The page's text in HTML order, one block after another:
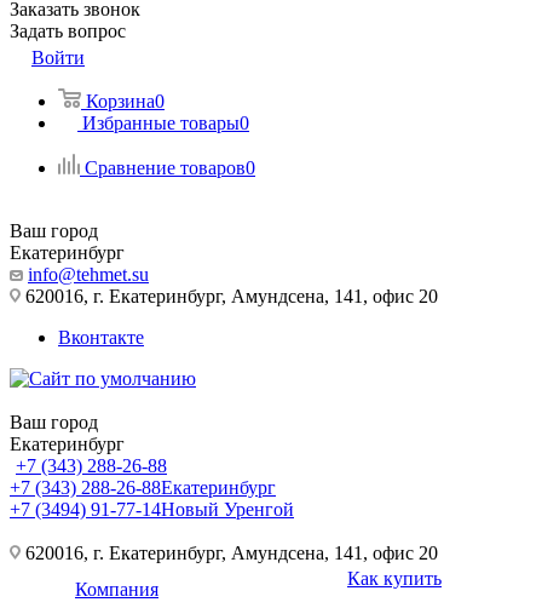
Заказать звонок
Задать вопрос
Войти
Корзина0
Избранные товары0
Сравнение товаров0
Ваш город
Екатеринбург
info@tehmet.su
620016, г. Екатеринбург, Амундсена, 141, офис 20
Вконтакте
Ваш город
Екатеринбург
+7 (343) 288-26-88
+7 (343) 288-26-88Екатеринбург
+7 (3494) 91-77-14Новый Уренгой
620016, г. Екатеринбург, Амундсена, 141, офис 20
Компания
Как купить